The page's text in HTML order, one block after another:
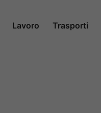
Lavoro Trasporti